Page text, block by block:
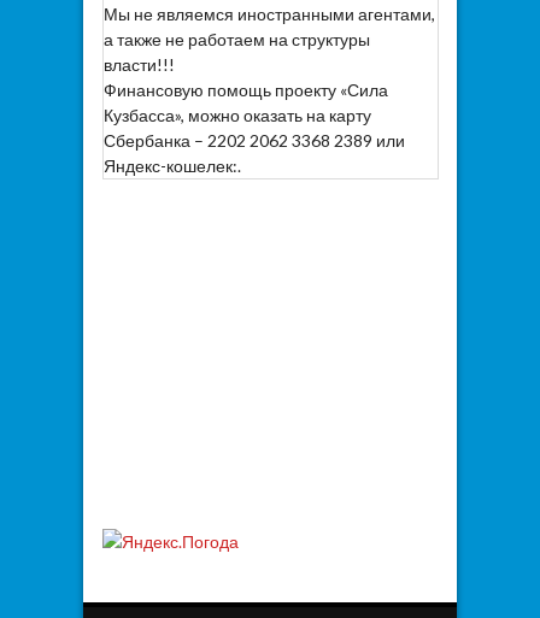
Мы не являемся иностранными агентами,
а также не работаем на структуры
власти!!!
Финансовую помощь проекту «Сила
Кузбасса», можно оказать на карту
Сбербанка – 2202 2062 3368 2389 или
Яндекс-кошелек:.